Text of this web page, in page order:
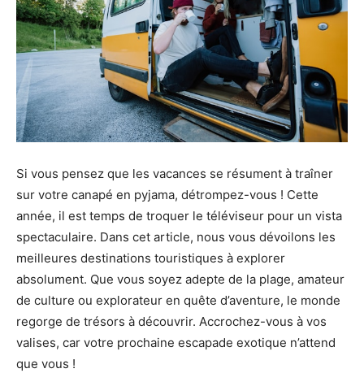
Si vous pensez que les vacances se résument à traîner
sur votre canapé en pyjama, détrompez-vous ! Cette
année, il est temps de troquer le téléviseur pour un vista
spectaculaire. Dans cet article, nous vous dévoilons les
meilleures destinations touristiques à explorer
absolument. Que vous soyez adepte de la plage, amateur
de culture ou explorateur en quête d’aventure, le monde
regorge de trésors à découvrir. Accrochez-vous à vos
valises, car votre prochaine escapade exotique n’attend
que vous !